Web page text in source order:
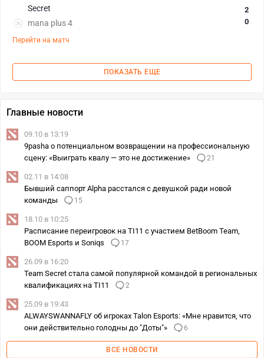
Secret
mana plus 4
2
0
Перейти на матч
ПОКАЗАТЬ ЕЩЕ
Главные новости
09.10 в 13:19
9pasha о потенциальном возвращении на профессиональную
сцену: «Выиграть квалу — это не достижение»
21
02.11 в 14:08
Бывший саппорт Alpha расстался с девушкой ради новой
команды
15
18.10 в 10:25
Расписание переигровок на TI11 с участием BetBoom Team,
BOOM Esports и Soniqs
17
26.09 в 16:20
Team Secret стала самой популярной командой в региональных
квалификациях на TI11
2
25.09 в 19:43
ALWAYSWANNAFLY об игроках Talon Esports: «Мне нравится, что
они действительно голодны до "Доты"»
6
ВСЕ НОВОСТИ